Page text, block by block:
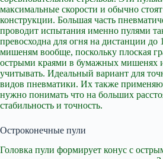
максимальные скорости и обычно
конструкции. Большая часть
проводит испытания именно пулями
превосходна для огня на дистанции до
мишеням вообще, поскольку плоская
острыми краями в бумажных мишенях
учитывать. Идеальный вариант для
видов пневматики. Их также
нужно понимать что на больших
стабильность и точность.
Остроконечные пули
Головка пули формирует конус с